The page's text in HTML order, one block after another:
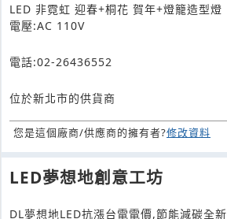
LED 非霓虹 迎春+桐花 賀年+燈籠造型燈
電壓:AC 110V
電話:02-26436552
位於新北市的供貨商
您是這個廠商/供應商的擁有者?修改資料
LED夢想地創意工坊
DL夢想地LED抗漲台電電價,節能減碳全新